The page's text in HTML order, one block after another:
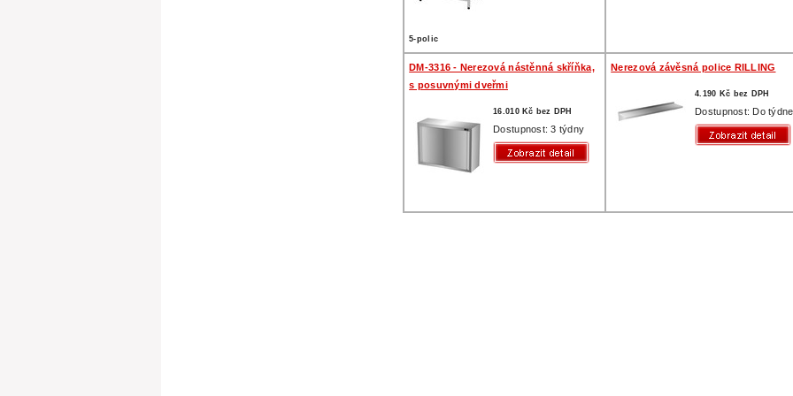
5-polic
DM-3316 - Nerezová nástěnná skříňka,
s posuvnými dveřmi
16.010 Kč bez DPH
Dostupnost: 3 týdny
Nerezová závěsná police RILLING
4.190 Kč bez DPH
Dostupnost: Do týdne